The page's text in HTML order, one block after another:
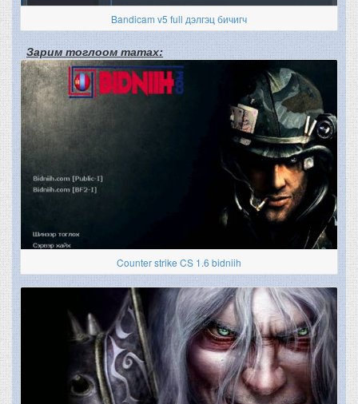
Bandicam v5 full дэлгэц бичигч
Зарим тоглоом татах:
Counter strike CS 1.6 bidniih